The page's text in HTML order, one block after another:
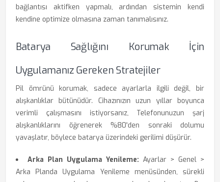
bağlantısı aktifken yapmalı, ardından sistemin kendi
kendine optimize olmasına zaman tanımalısınız.
Batarya Sağlığını Korumak İçin
Uygulamanız Gereken Stratejiler
Pil ömrünü korumak, sadece ayarlarla ilgili değil, bir
alışkanlıklar bütünüdür. Cihazınızın uzun yıllar boyunca
verimli çalışmasını istiyorsanız, Telefonunuzun şarj
alışkanlıklarını öğrenerek %80'den sonraki dolumu
yavaşlatır, böylece batarya üzerindeki gerilimi düşürür.
Arka Plan Uygulama Yenileme: Ayarlar > Genel >
Arka Planda Uygulama Yenileme menüsünden, sürekli